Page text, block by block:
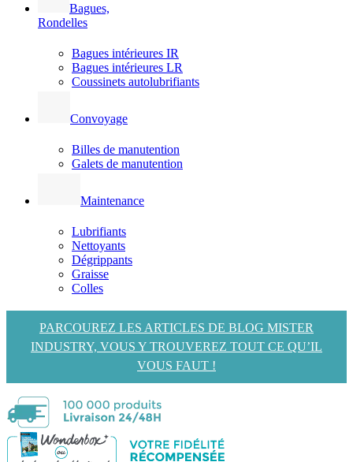
Bagues,
Rondelles
Bagues intérieures IR
Bagues intérieures LR
Coussinets autolubrifiants
Convoyage
Billes de manutention
Galets de manutention
Maintenance
Lubrifiants
Nettoyants
Dégrippants
Graisse
Colles
PARCOUREZ LES ARTICLES DE BLOG MISTER
INDUSTRY, VOUS Y TROUVEREZ TOUT CE QU’IL
VOUS FAUT !